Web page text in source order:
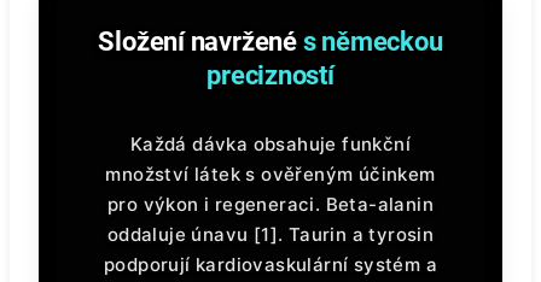
Složení navržené s německou
precizností
Každá dávka obsahuje funkční
množství látek s ověřeným účinkem
pro výkon i regeneraci. Beta-alanin
oddaluje únavu [1]. Taurin a tyrosin
podporují kardiovaskulární systém a